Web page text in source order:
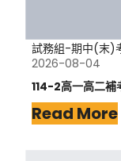
試務組-期中(末)
2026-08-04
114-2高一高二
Read More